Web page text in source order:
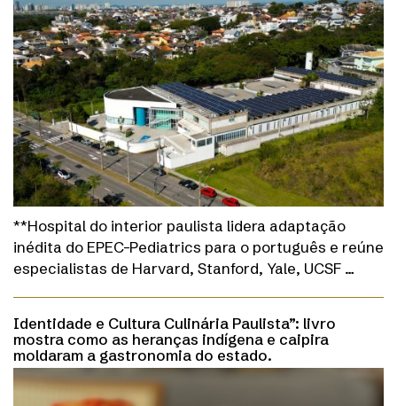
**Hospital do interior paulista lidera adaptação
inédita do EPEC-Pediatrics para o português e reúne
especialistas de Harvard, Stanford, Yale, UCSF …
Identidade e Cultura Culinária Paulista”: livro
mostra como as heranças indígena e caipira
moldaram a gastronomia do estado.